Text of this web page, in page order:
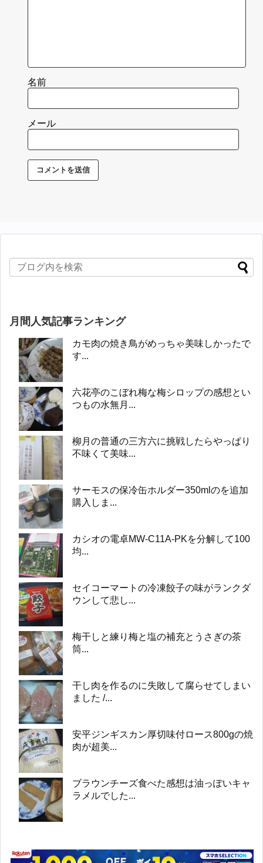
名前
メール
月間人気記事ランキング
カモ肉の焼き鳥がめっちゃ美味しかったで
す...
六花亭のこぼれ梅な梅シロップの感想とい
つもの水無月...
柳月の普通の三方六に挑戦したらやっぱり
不味くて美味...
サーモスの保冷缶ホルダー350mlのを追加
購入しま...
カシオの電卓MW-C11A-PKを分解して100
均...
セイコーマートの冷凍餃子の味がランクダ
ウンして悲し...
梅干しと練り梅と塩の補充とうさぎの茶
筒...
干し肉を作るのに失敗して腐らせてしまい
ました /...
安平ジンギスカン厚切味付ロース800gの焼
肉が超美...
ブラウンチーズ食べた感想は油っぽいキャ
ラメルでした...